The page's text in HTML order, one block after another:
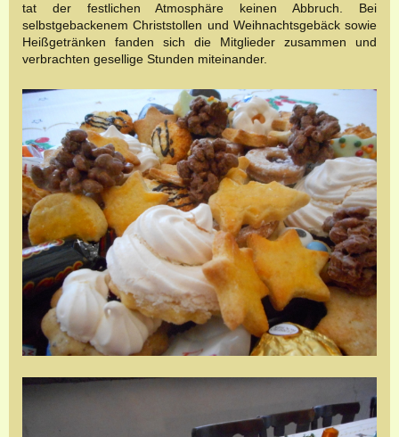
tat der festlichen Atmosphäre keinen Abbruch. Bei
selbstgebackenem Christstollen und Weihnachtsgebäck sowie
Heißgetränken fanden sich die Mitglieder zusammen und
verbrachten gesellige Stunden miteinander.